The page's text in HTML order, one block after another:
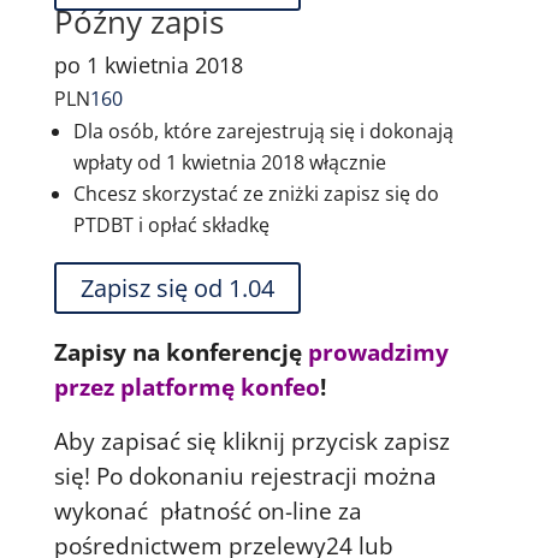
Późny zapis
po 1 kwietnia 2018
PLN160
Dla osób, które zarejestrują się i dokonają
wpłaty od 1 kwietnia 2018 włącznie
Chcesz skorzystać ze zniżki zapisz się do
PTDBT i opłać składkę
Zapisz się od 1.04
Zapisy na konferencję prowadzimy
przez platformę konfeo!
Aby zapisać się kliknij przycisk zapisz
się! Po dokonaniu rejestracji można
wykonać płatność on-line za
pośrednictwem przelewy24 lub